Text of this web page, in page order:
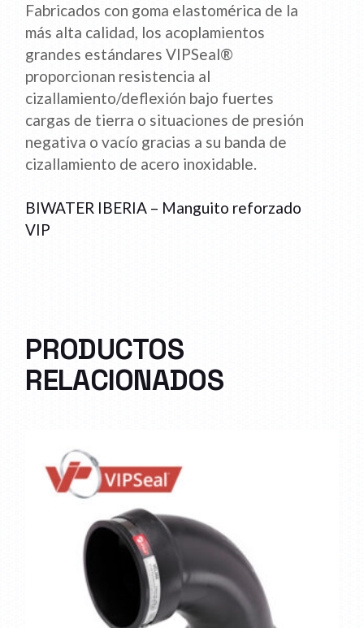
Fabricados con goma elastomérica de la
más alta calidad, los acoplamientos
grandes estándares VIPSeal®
proporcionan resistencia al
cizallamiento/deflexión bajo fuertes
cargas de tierra o situaciones de presión
negativa o vacío gracias a su banda de
cizallamiento de acero inoxidable.
BIWATER IBERIA – Manguito reforzado
VIP
PRODUCTOS
RELACIONADOS